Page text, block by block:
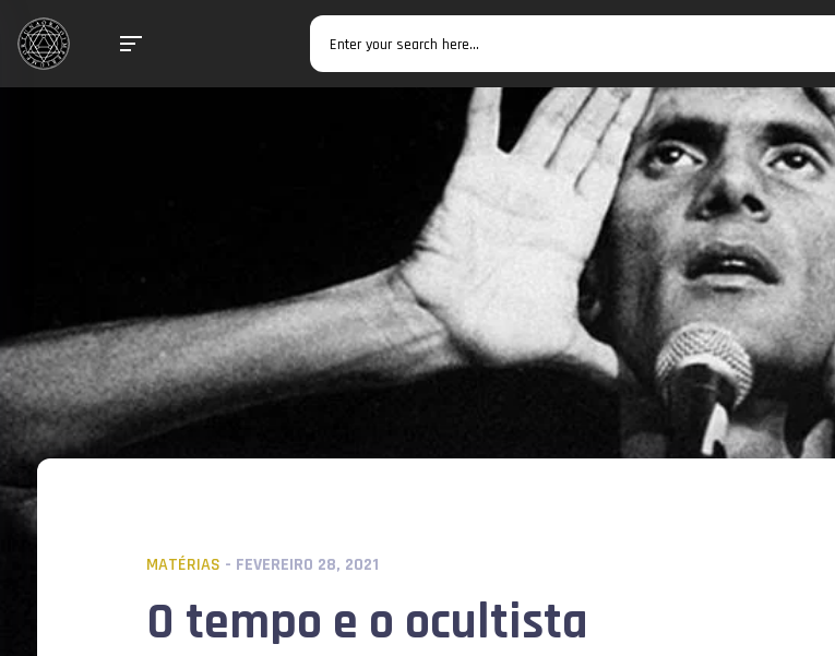
MATÉRIAS - FEVEREIRO 28, 2021
O tempo e o ocultista